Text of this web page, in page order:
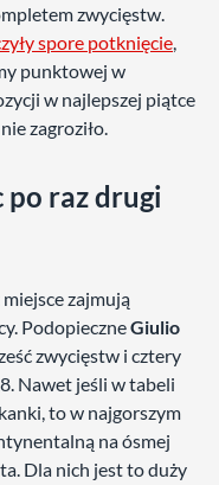
zwycięstw.
spore potknięcie,
punktowej w
w najlepszej piątce
zagroziło.
po raz drugi
zajmują
PodopieczneGiulio
zwycięstw i cztery
Nawet jeśli w tabeli
to w najgorszym
na ósmej
Dla nich jest to duży